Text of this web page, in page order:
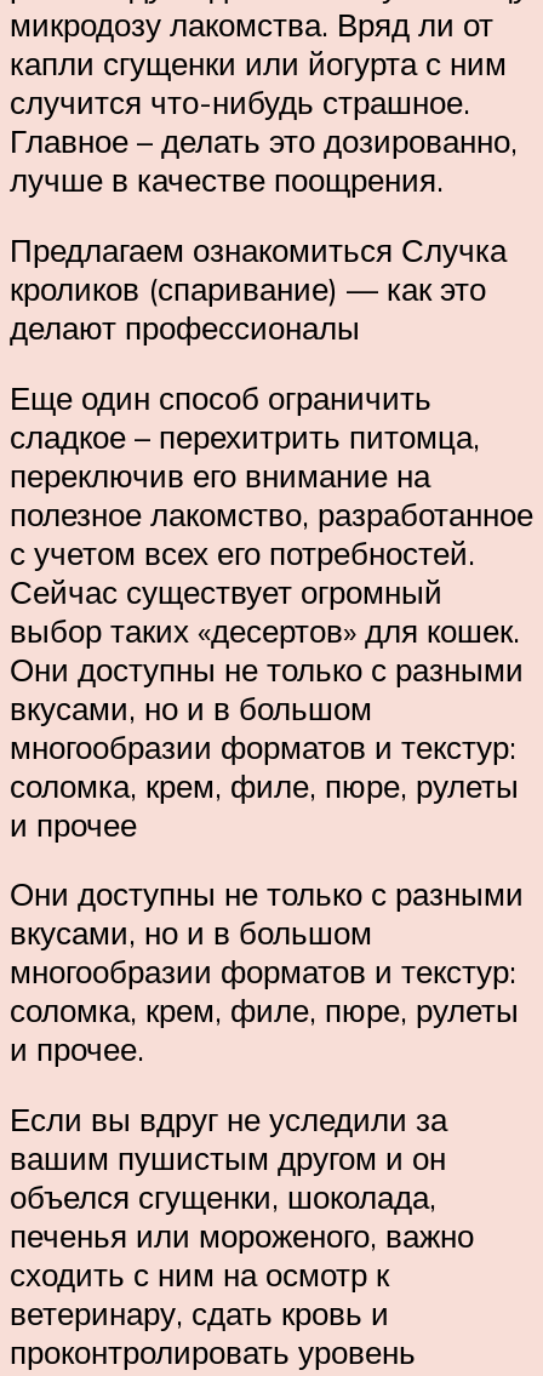
микродозу лакомства. Вряд ли от
капли сгущенки или йогурта с ним
случится что-нибудь страшное.
Главное – делать это дозированно,
лучше в качестве поощрения.
Предлагаем ознакомиться Случка
кроликов (спаривание) — как это
делают профессионалы
Еще один способ ограничить
сладкое – перехитрить питомца,
переключив его внимание на
полезное лакомство, разработанное
с учетом всех его потребностей.
Сейчас существует огромный
выбор таких «десертов» для кошек.
Они доступны не только с разными
вкусами, но и в большом
многообразии форматов и текстур:
соломка, крем, филе, пюре, рулеты
и прочее
Они доступны не только с разными
вкусами, но и в большом
многообразии форматов и текстур:
соломка, крем, филе, пюре, рулеты
и прочее.
Если вы вдруг не уследили за
вашим пушистым другом и он
объелся сгущенки, шоколада,
печенья или мороженого, важно
сходить с ним на осмотр к
ветеринару, сдать кровь и
проконтролировать уровень